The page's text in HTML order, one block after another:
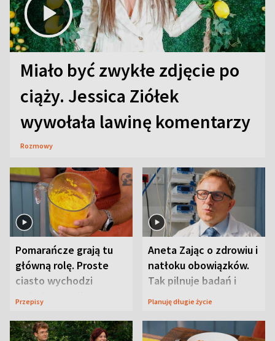
Miało być zwykłe zdjęcie po
ciąży. Jessica Ziółek
wywołała lawinę komentarzy
Rozmowy
Pomarańcze grają tu
główną rolę. Proste
ciasto wychodzi
wyjątkowo wilgotne
Przepisy
Aneta Zając o zdrowiu i
natłoku obowiązków.
Tak pilnuje badań i
wizyt
Planuję długie życie